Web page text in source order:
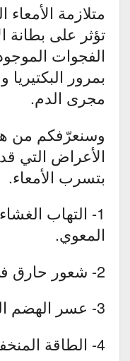
متلازمة
تؤثر على بطانة
الفجوات
بمرور
مجرى الدم.
وسنعرّفكم من
الأعراض التي
بتسرب الأمعاء.
1- التهاب
المعوي.
2- شعور حارق في المعدة.
3- عسر الهضم المزمن.
4- الطاقة المنخفضة.